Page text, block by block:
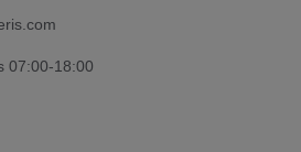
07:00-18:00